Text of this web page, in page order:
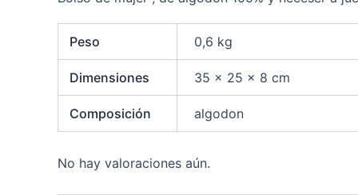
Peso 0,6 kg
Dimensiones 35 × 25 × 8 cm
Composición algodon
No hay valoraciones aún.